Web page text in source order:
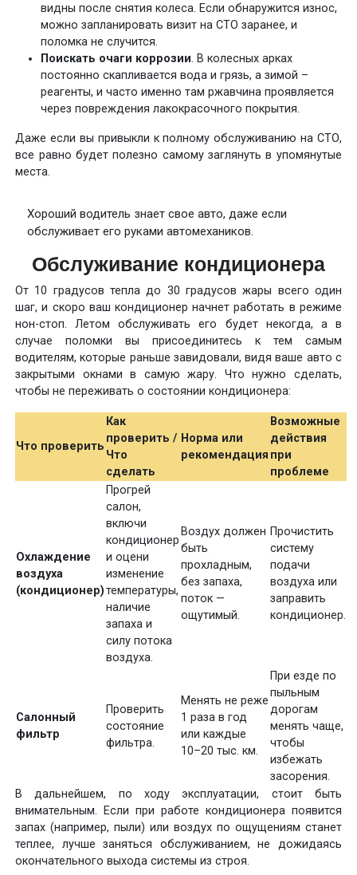
видны после снятия колеса. Если обнаружится износ,
можно запланировать визит на СТО заранее, и
поломка не случится.
Поискать очаги коррозии. В колесных арках
постоянно скапливается вода и грязь, а зимой –
реагенты, и часто именно там ржавчина проявляется
через повреждения лакокрасочного покрытия.
Даже если вы привыкли к полному обслуживанию на СТО,
все равно будет полезно самому заглянуть в упомянутые
места.
Хороший водитель знает свое авто, даже если
обслуживает его руками автомехаников.
Обслуживание кондиционера
От 10 градусов тепла до 30 градусов жары всего один
шаг, и скоро ваш кондиционер начнет работать в режиме
нон-стоп. Летом обслуживать его будет некогда, а в
случае поломки вы присоединитесь к тем самым
водителям, которые раньше завидовали, видя ваше авто с
закрытыми окнами в самую жару. Что нужно сделать,
чтобы не переживать о состоянии кондиционера:
Что проверить
Как
проверить /
Что
сделать
Норма или
рекомендация
Возможные
действия
при
проблеме
Охлаждение
воздуха
(кондиционер)
Прогрей
салон,
включи
кондиционер
и оцени
изменение
температуры,
наличие
запаха и
силу потока
воздуха.
Воздух должен
быть
прохладным,
без запаха,
поток —
ощутимый.
Прочистить
систему
подачи
воздуха или
заправить
кондиционер.
Салонный
фильтр
Проверить
состояние
фильтра.
Менять не реже
1 раза в год
или каждые
10–20 тыс. км.
При езде по
пыльным
дорогам
менять чаще,
чтобы
избежать
засорения.
В дальнейшем, по ходу эксплуатации, стоит быть
внимательным. Если при работе кондиционера появится
запах (например, пыли) или воздух по ощущениям станет
теплее, лучше заняться обслуживанием, не дожидаясь
окончательного выхода системы из строя.